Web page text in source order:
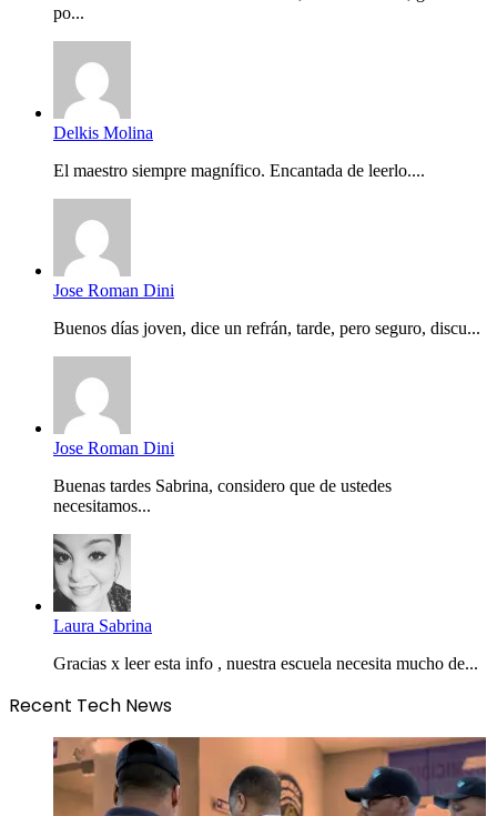
po...
Delkis Molina
El maestro siempre magnífico. Encantada de leerlo....
Jose Roman Dini
Buenos días joven, dice un refrán, tarde, pero seguro, discu...
Jose Roman Dini
Buenas tardes Sabrina, considero que de ustedes
necesitamos...
Laura Sabrina
Gracias x leer esta info , nuestra escuela necesita mucho de...
Recent Tech News